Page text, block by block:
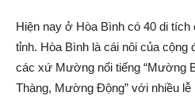
Hiện nay ở Hòa Bình có 40 di
tỉnh. Hòa Bình là cái nôi của cộng
các xứ Mường nổi tiếng “Mường
Thàng, Mường Động” với nhiều lễ